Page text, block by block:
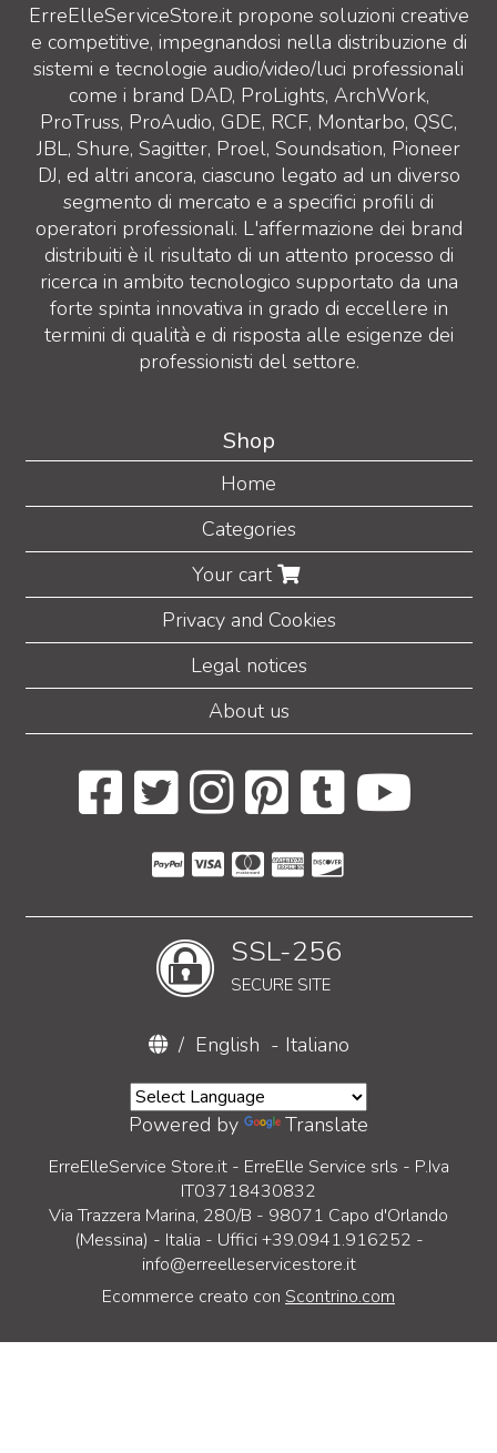
ErreElleServiceStore.it propone soluzioni creative
e competitive, impegnandosi nella distribuzione di
sistemi e tecnologie audio/video/luci professionali
come i brand DAD, ProLights, ArchWork,
ProTruss, ProAudio, GDE, RCF, Montarbo, QSC,
JBL, Shure, Sagitter, Proel, Soundsation, Pioneer
DJ, ed altri ancora, ciascuno legato ad un diverso
segmento di mercato e a specifici profili di
operatori professionali. L'affermazione dei brand
distribuiti è il risultato di un attento processo di
ricerca in ambito tecnologico supportato da una
forte spinta innovativa in grado di eccellere in
termini di qualità e di risposta alle esigenze dei
professionisti del settore.
Shop
Home
Categories
Your cart
Privacy and Cookies
Legal notices
About us
SSL-256
SECURE SITE
/ English - Italiano
Powered by Translate
ErreElleService Store.it - ErreElle Service srls - P.Iva
IT03718430832
Via Trazzera Marina, 280/B - 98071 Capo d'Orlando
(Messina) - Italia - Uffici +39.0941.916252 -
info@erreelleservicestore.it
Ecommerce creato con Scontrino.com